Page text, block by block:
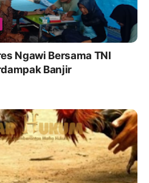
Ngawi Bersama TNI
Banjir